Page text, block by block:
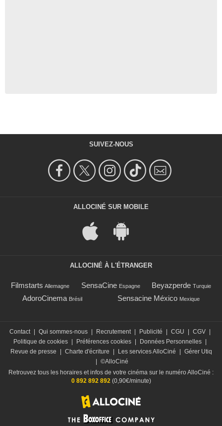
SUIVEZ-NOUS
ALLOCINÉ SUR MOBILE
ALLOCINÉ À L'ÉTRANGER
Filmstarts Allemagne SensaCine Espagne Beyazperde Turquie
AdoroCinema Brésil Sensacine México Mexique
Contact Qui sommes-nous Recrutement Publicité CGU CGV
Politique de cookies
Préférences cookies Données Personnelles
Revue de presse
Charte d'écriture Les services AlloCiné
Gérer Utiq
©AlloCiné
Retrouvez tous les horaires et infos de votre cinéma sur le numéro AlloCiné :
0 892 892 892(0,90€/minute)